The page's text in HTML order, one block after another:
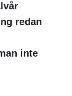
redan
inte